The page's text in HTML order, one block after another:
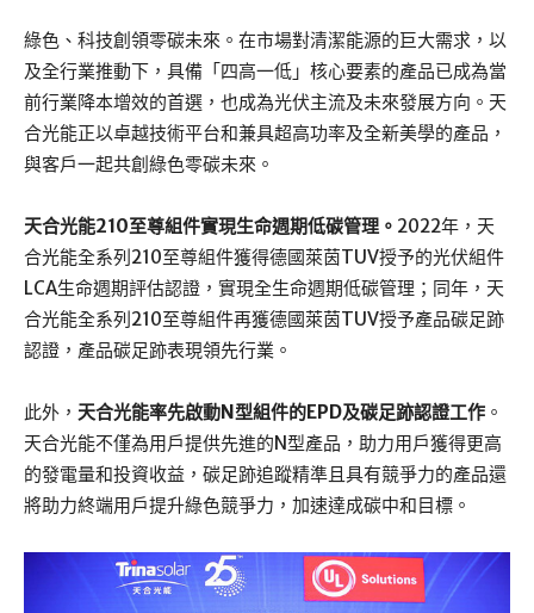
綠色、科技創領零碳未來。在市場對清潔能源的巨大需求，以
及全行業推動下，具備「四高一低」核心要素的產品已成為當
前行業降本增效的首選，也成為光伏主流及未來發展方向。天
合光能正以卓越技術平台和兼具超高功率及全新美學的產品，
與客戶一起共創綠色零碳未來。
天合光能210至尊組件實現生命週期低碳管理。 2022年，天
合光能全系列210至尊組件獲得德國萊茵TUV授予的光伏組件
LCA生命週期評估認證，實現全生命週期低碳管理；同年，天
合光能全系列210至尊組件再獲德國萊茵TUV授予產品碳足跡
認證，產品碳足跡表現領先行業。
此外， 天合光能率先啟動N型組件的EPD及碳足跡認證工作 。
天合光能不僅為用戶提供先進的N型產品，助力用戶獲得更高
的發電量和投資收益，碳足跡追蹤精準且具有競爭力的產品還
將助力終端用戶提升綠色競爭力，加速達成碳中和目標。